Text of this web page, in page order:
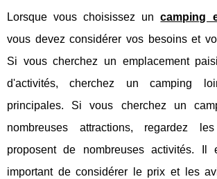
Lorsque vous choisissez uncamping
vous devez considérer vos besoins et
Si vous cherchez un emplacement
d'activités, cherchez un camping
principales. Si vous cherchez un
nombreuses attractions, regardez
proposent de nombreuses activités. Il
important de considérer le prix et les